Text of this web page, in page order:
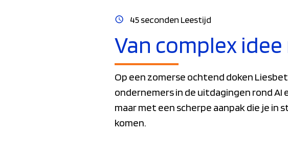
45 seconden Leestijd
Van complex
Op een zomerse ochtend doken
ondernemers in de uitdagingen rond
maar met een scherpe aanpak die je
komen.